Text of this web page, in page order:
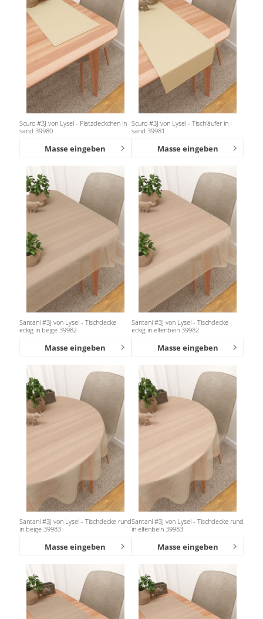
Gardinenstange
Stoffe
Panneaux
Scuro #3J von Lysel - Platzdeckchen in
sand 39980
Masse eingeben
Scuro #3J von Lysel - Tischläufer in
sand 39981
Masse eingeben
Santani #3J von Lysel - Tischdecke
eckig in beige 39982
Masse eingeben
Santani #3J von Lysel - Tischdecke
eckig in elfenbein 39982
Masse eingeben
Santani #3J von Lysel - Tischdecke rund
in beige 39983
Masse eingeben
Santani #3J von Lysel - Tischdecke rund
in elfenbein 39983
Masse eingeben